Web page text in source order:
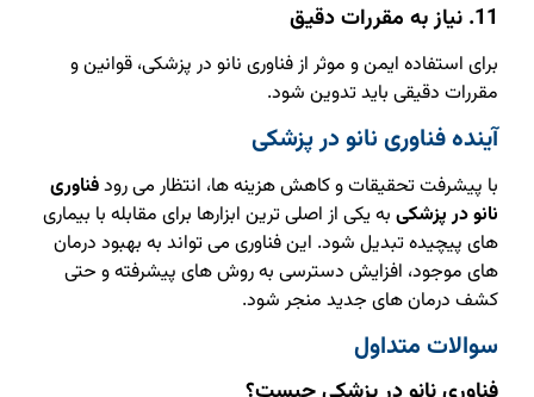
11. نیاز به مقررات دقیق
برای استفاده ایمن و موثر از فناوری نانو در پزشکی، قوانین و
مقررات دقیقی باید تدوین شود.
آینده فناوری نانو در پزشکی
با پیشرفت تحقیقات و کاهش هزینه‌ ها، انتظار می‌ رودفناوری
نانو در پزشکی به یکی از اصلی‌ ترین ابزارها برای مقابله با بیماری‌
های پیچیده تبدیل شود. این فناوری می‌ تواند به بهبود درمان‌
های موجود، افزایش دسترسی به روش‌ های پیشرفته و حتی
کشف درمان‌ های جدید منجر شود.
سوالات متداول